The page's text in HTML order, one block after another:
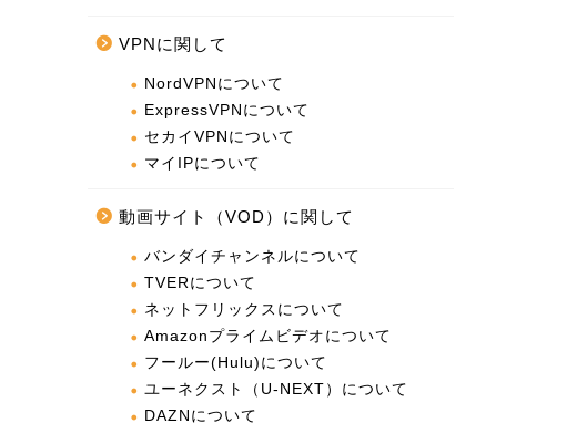
VPNに関して
NordVPNについて
ExpressVPNについて
セカイVPNについて
マイIPについて
動画サイト（VOD）に関して
バンダイチャンネルについて
TVERについて
ネットフリックスについて
Amazonプライムビデオについて
フールー(Hulu)について
ユーネクスト（U-NEXT）について
DAZNについて